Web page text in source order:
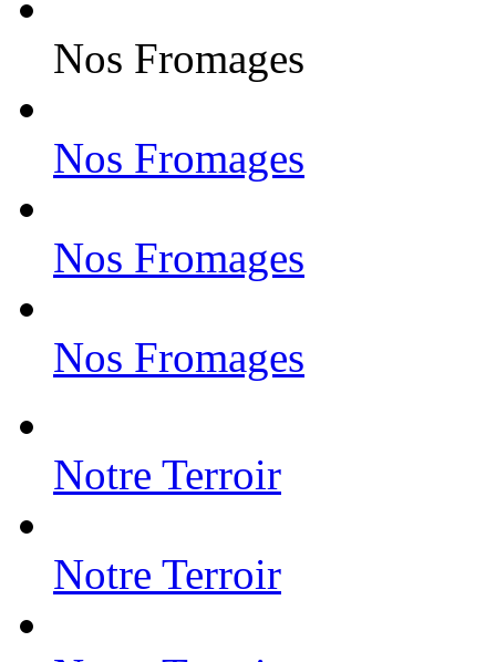
Nos Fromages
Nos Fromages
Nos Fromages
Nos Fromages
Notre Terroir
Notre Terroir